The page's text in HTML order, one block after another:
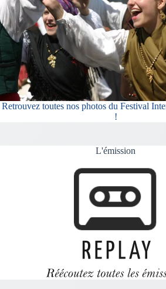
Retrouvez toutes nos photos du Festival
!
L'émission